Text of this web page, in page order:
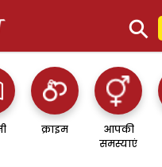
⚲
क्राइम
आपकी
समस्याएं